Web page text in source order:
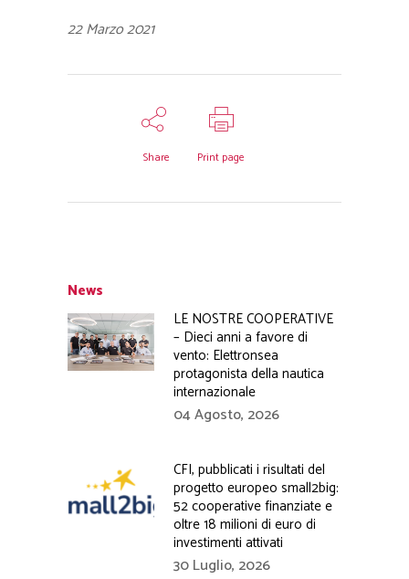
22 Marzo 2021
Share Print page
News
LE NOSTRE COOPERATIVE
– Dieci anni a favore di
vento: Elettronsea
protagonista della nautica
internazionale
04 Agosto, 2026
CFI, pubblicati i risultati del
progetto europeo small2big:
52 cooperative finanziate e
oltre 18 milioni di euro di
investimenti attivati
30 Luglio, 2026